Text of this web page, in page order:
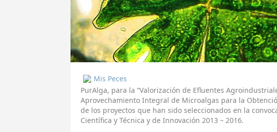
Mis Peces
PurAlga, para la “Valorización de Efluentes
Aprovechamiento Integral de Microalgas para la
de los proyectos que han sido seleccionados en la
Científica y Técnica y de Innovación 2013 – 2016.